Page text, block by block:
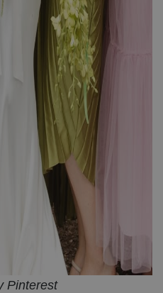
Pinterest